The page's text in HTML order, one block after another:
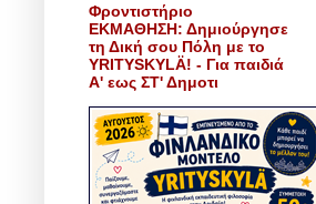
Φροντιστήριο
ΕΚΜΑΘΗΣΗ: Δημιούργησε
τη Δική σου Πόλη με το
YRITYSKYLÄ! - Για παιδιά
Α' εως ΣΤ' Δημοτι